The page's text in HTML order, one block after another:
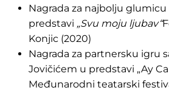
Nagrada za najbolju
predstavi „Svu moju ljubav“
Konjic (2020)
Nagrada za partnersku igru
Jovičićem u predstavi „Ay
Međunarodni teatarski